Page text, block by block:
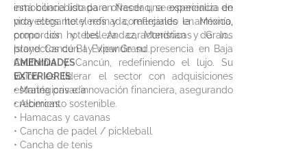
está concebido para ofrecer una experiencia de
vida elegante y refinada, reflejando la armonía,
proporción y belleza características de los
proyectos de Bay View Grand.
inmobiliaria listada en Nasdaq, se especializa en
proyectos hoteleros y comerciales en México,
como los hoteles Andaz, Mondrian y Grand
Island Cancún I. Expande su presencia en Baja
California y Cancún, redefiniendo el lujo. Su
visión es liderar el sector con adquisiciones
estratégicas e innovación financiera, asegurando
crecimiento sostenible.
AMENIDADES
EXTERIORES
• Marina privada
• Albercas
• Hamacas y cavanas
• Cancha de padel / pickleball
• Cancha de tenis